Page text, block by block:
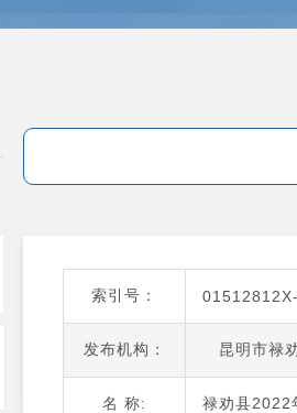
索引号：
发布机构： 昆明市禄
名 称: 禄劝县2022